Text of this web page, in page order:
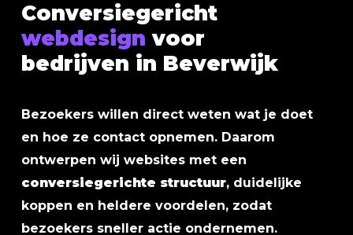
Conversiegericht
webdesign voor
bedrijven in Beverwijk
Bezoekers willen direct weten wat je doet
en hoe ze contact opnemen. Daarom
ontwerpen wij websites met een
conversiegerichte structuur, duidelijke
koppen en heldere voordelen, zodat
bezoekers sneller actie ondernemen.